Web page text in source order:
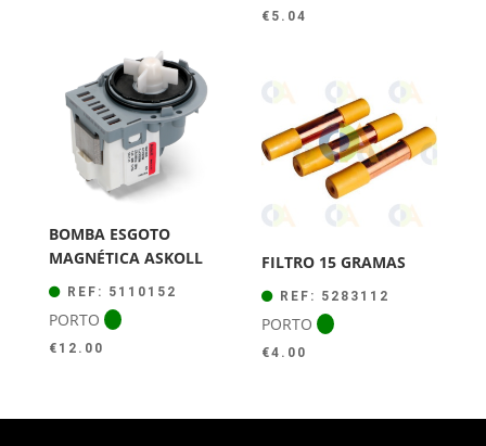
€ 5.04
BOMBA ESGOTO
MAGNÉTICA ASKOLL
REF: 5110152
PORTO
€ 12.00
FILTRO 15 GRAMAS
REF: 5283112
PORTO
€4.00